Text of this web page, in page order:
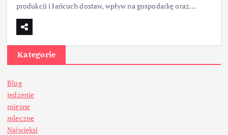
produkcji i łańcuch dostaw, wpływ na gospodarkę oraz…
Kategorie
Blog
jedzenie
mięsne
mleczne
Najwięksi